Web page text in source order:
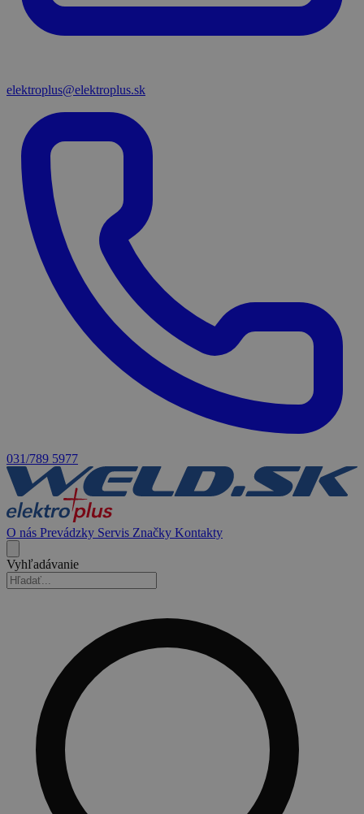
elektroplus@elektroplus.sk
031/789 5977
O nás Prevádzky Servis Značky Kontakty
Vyhľadávanie